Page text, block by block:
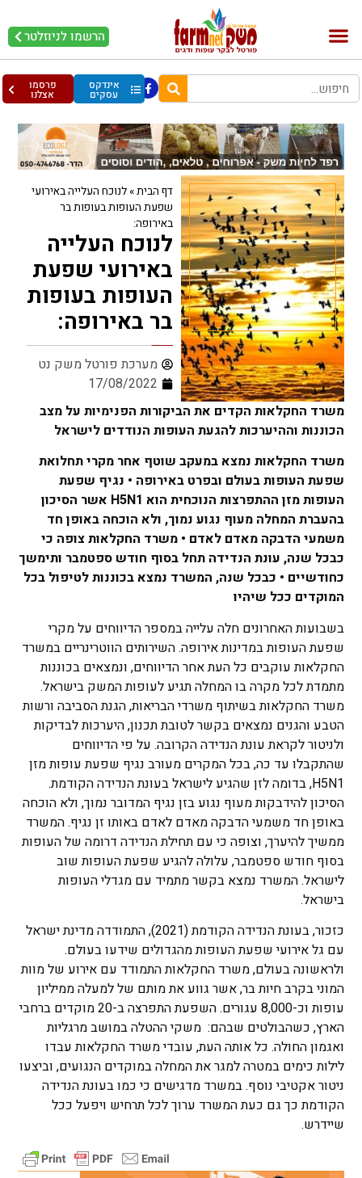
הרשמו לניוזלטר
אינדקס
עסקים
פרסמו
אצלנו
דף הבית»לנוכח העלייה באירועי
שפעת העופות בעופות בר
באירופה:
לנוכח העלייה
באירועי שפעת
העופות בעופות
בר באירופה:
מערכת פורטל משק נט
17/08/2022
משרד החקלאות הקדים את הביקורות הפנימיות על מצב
הכוננות וההיערכות להגעת העופות הנודדים לישראל
משרד החקלאות נמצא במעקב שוטף אחר מקרי תחלואת
שפעת העופות בעולם ובפרט באירופה • נגיף שפעת
העופות מזן ההתפרצות הנוכחית הוא H5N1 אשר הסיכון
בהעברת המחלה מעוף נגוע נמוך, ולא הוכחה באופן חד
משמעי הדבקה מאדם לאדם • משרד החקלאות צופה כי
כבכל שנה, עונת הנדידה תחל בסוף חודש ספטמבר ותימשך
כחודשיים • כבכל שנה, המשרד נמצא בכוננות לטיפול בכל
המוקדים ככל שיהיו
בשבועות האחרונים חלה עלייה במספר הדיווחים על מקרי
שפעת העופות במדינות אירופה. השירותים הווטרינריים במשרד
החקלאות עוקבים כל העת אחר הדיווחים, ונמצאים בכוננות
מתמדת לכל מקרה בו המחלה תגיע לעופות המשק בישראל.
משרד החקלאות בשיתוף משרדי הבריאות, הגנת הסביבה ורשות
הטבע והגנים נמצאים בקשר לטובת תכנון, היערכות לבדיקות
ולניטור לקראת עונת הנדידה הקרובה. על פי הדיווחים
שהתקבלו עד כה, בכל המקרים מעורב נגיף שפעת עופות מזן
H5N1, בדומה לזן שהגיע לישראל בעונת הנדידה הקודמת.
הסיכון להידבקות מעוף נגוע בזן נגיף המדובר נמוך, ולא הוכחה
באופן חד משמעי הדבקה מאדם לאדם באותו זן נגיף. המשרד
ממשיך להיערך, וצופה כי עם תחילת הנדידה דרומה של העופות
בסוף חודש ספטמבר, עלולה להגיע שפעת העופות שוב
לישראל. המשרד נמצא בקשר מתמיד עם מגדלי העופות
בישראל.
כזכור, בעונת הנדידה הקודמת (2021), התמודדה מדינת ישראל
עם גל אירועי שפעת העופות מהגדולים שידעו בעולם.
ולראשונה בעולם, משרד החקלאות התמודד עם אירוע של מוות
המוני בקרב חיות בר, אשר גווע את מותם של למעלה ממיליון
עופות וכ-8,000 עגורים. השפעת התפרצה ב-20 מוקדים ברחבי
הארץ, כשהבולטים שבהם: משקי ההטלה במושב מרגליות
ואגמון החולה. כל אותה העת, עובדי משרד החקלאות עבדו
לילות כימים במטרה למגר את המחלה במוקדים הנגועים, וביצעו
ניטור אקטיבי נוסף. במשרד מדגישים כי כמו בעונת הנדידה
הקודמת כך גם כעת המשרד ערוך לכל תרחיש ויפעל ככל
שיידרש.